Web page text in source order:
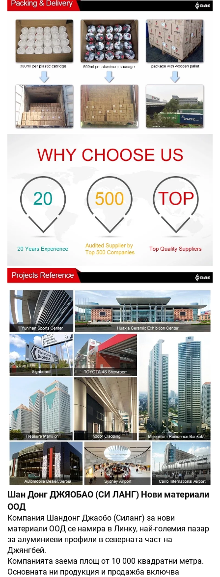
Шан Донг ДЖЯОБАО (СИ ЛАНГ) Нови материали
ООД
Компания Шандонг Джаобо (Силанг) за нови
материали ООД се намира в Линку, най-големия пазар
за алуминиеви профили в северната част на
Джянгбей.
Компанията заема площ от 10 000 квадратни метра.
Основната ни продукция и продажба включва